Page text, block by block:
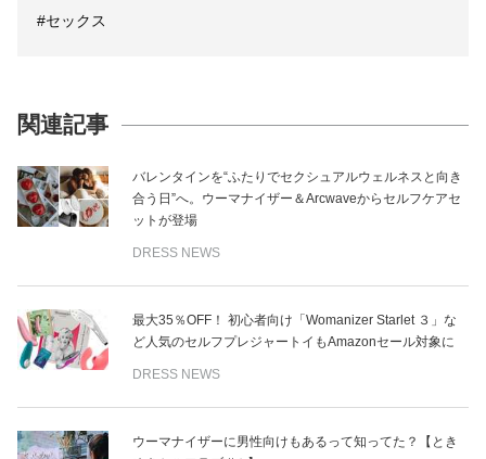
#セックス
関連記事
バレンタインを“ふたりでセクシュアルウェルネスと向き
合う日”へ。ウーマナイザー＆Arcwaveからセルフケアセ
ットが登場
DRESS NEWS
最大35％OFF！ 初心者向け「Womanizer Starlet ３」な
ど人気のセルフプレジャートイもAmazonセール対象に
DRESS NEWS
ウーマナイザーに男性向けもあるって知ってた？【とき